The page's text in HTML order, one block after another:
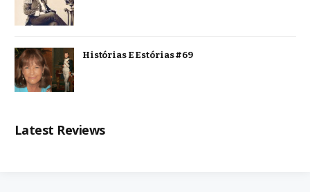
Histórias E Estórias #69
Latest Reviews